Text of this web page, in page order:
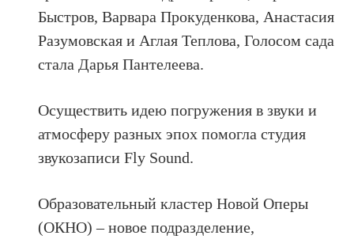
Быстров, Варвара Прокуденкова, Анастасия
Разумовская и Аглая Теплова, Голосом сада
стала Дарья Пантелеева.
Осуществить идею погружения в звуки и
атмосферу разных эпох помогла студия
звукозаписи Fly Sound.
Образовательный кластер Новой Оперы
(ОКНО) – новое подразделение,